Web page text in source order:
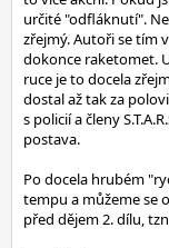
určité "odfláknutí".
zřejmý. Autoři se tím
dokonce raketomet.
ruce je to docela
dostal až tak za
s policií a členy
postava.
Po docela hrubém
tempu a můžeme se
před dějem 2. dílu,